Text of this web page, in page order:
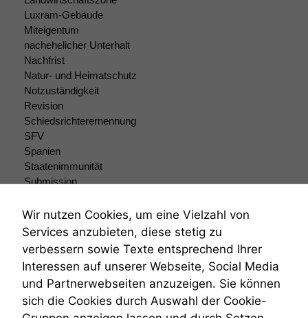
Luxram-Gebäude
Miteigentum
nachehelicher Unterhalt
Nachfrist
Natur- und Heimatschutz
Notzuständigkeit
Revision
Schiedsrichterernennung
SFV
Spanien
Staatenimmunität
Submission
Teilungsklage
Venezuela
VRK
Wiederherstellungsanordnung
Zivilprozessordnung
ZPO
Zustellfiktion
Wir nutzen Cookies, um eine Vielzahl von
Services anzubieten, diese stetig zu
verbessern sowie Texte entsprechend Ihrer
Interessen auf unserer Webseite, Social Media
und Partnerwebseiten anzuzeigen. Sie können
sich die Cookies durch Auswahl der Cookie-
Um unsere
verbessern,
zeichnen
wir
anonyme
statistische
Daten auf.